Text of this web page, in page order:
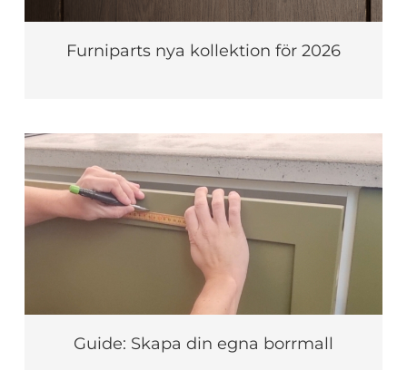
Furniparts nya kollektion för 2026
Guide: Skapa din egna borrmall